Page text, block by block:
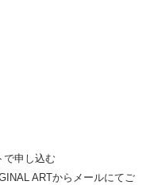
で申し込む
ARTからメールにてご